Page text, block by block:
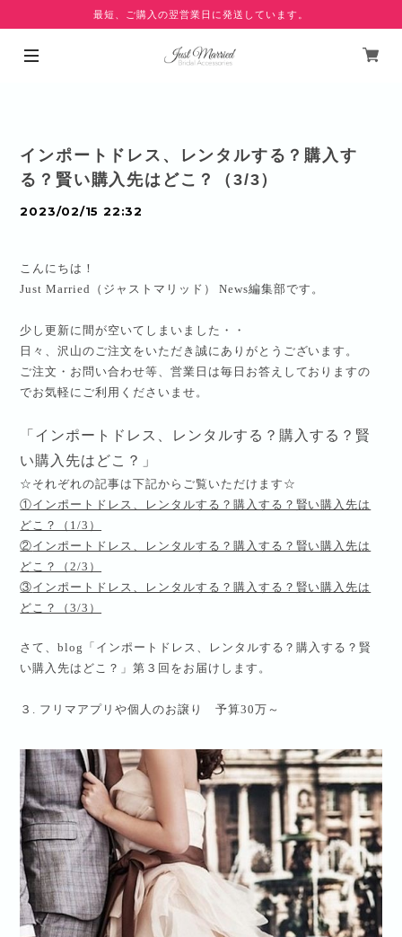
最短、ご購入の翌営業日に発送しています。
インポートドレス、レンタルする？購入す
る？賢い購入先はどこ？（3/3）
2023/02/15 22:32
こんにちは！
Just Married
（ジャストマリッド） News編集部です。
少し更新に間が空いてしまいました・・
日々、沢山のご注文をいただき誠にありがとうございます。
ご注文・お問い合わせ等、営業日は毎日お答えしておりますの
でお気軽にご利用くださいませ。
「インポートドレス、レンタルする？購入する？賢
い購入先はどこ？」
☆それぞれの記事は下記からご覧いただけます☆
①インポートドレス、レンタルする？購入する？賢い購入先は
どこ？（1/3）
②インポートドレス、レンタルする？購入する？賢い購入先は
どこ？（2/3）
③インポートドレス、レンタルする？購入する？賢い購入先は
どこ？（3/3）
さて、blog「インポートドレス、レンタルする？購入する？賢
い購入先はどこ？」第３回をお届けします。
３ フリマアプリや個人のお譲り 予算30万～